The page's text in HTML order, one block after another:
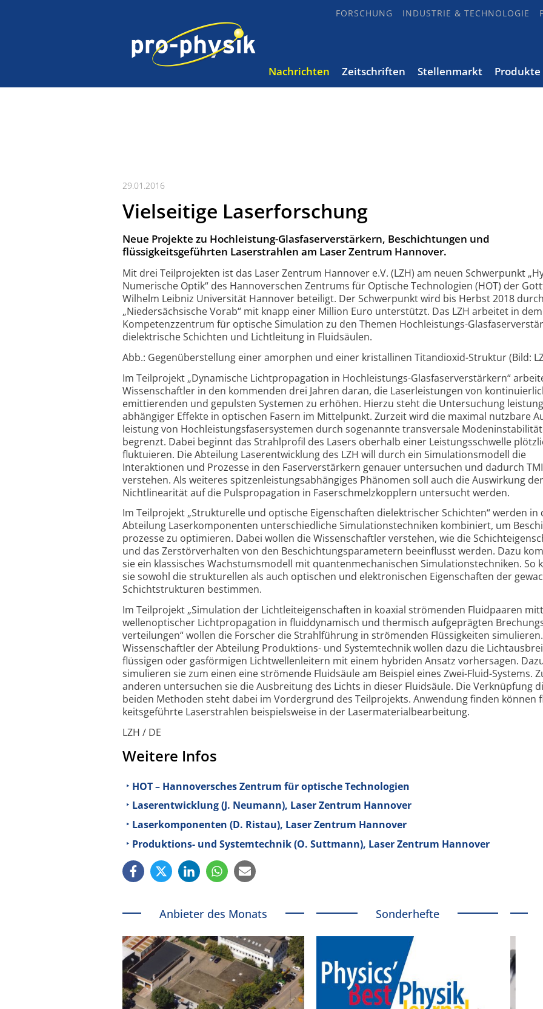
FORSCHUNG INDUSTRIE & TECHNOLOGIE
Nachrichten Zeitschriften Stellenmarkt Produkte
29.01.2016
Vielseitige Laserforschung
Neue Projekte zu Hochleistung-Glasfaserverstärkern, Beschichtungen und
flüssigkeitsgeführten Laserstrahlen am Laser Zentrum Hannover.
Mit drei Teilprojekten ist das Laser Zentrum Hannover e.V. (LZH) am neuen Schwerpunkt
Numerische Optik“ des Hannoverschen Zentrums für Optische Technologien (HOT) der
Wilhelm Leibniz Universität Hannover beteiligt. Der Schwerpunkt wird bis Herbst 2018
„Nieder­sächsische Vorab“ mit knapp einer Million Euro unterstützt. Das LZH arbeitet in
Kompetenz­zentrum für optische Simulation zu den Themen Hochleistungs-
dielektrische Schichten und Lichtleitung in Fluidsäulen.
Abb.: Gegenüberstellung einer amorphen und einer kristallinen Titandioxid-Struktur (Bild:
Im Teilprojekt „Dynamische Lichtpropagation in Hochleistungs-Glas­faser­verstärkern“
Wissenschaftler in den kommenden drei Jahren daran, die Laserleistungen von
emittierenden und gepulsten Systemen zu erhöhen. Hierzu steht die Untersuchung
abhängiger Effekte in optischen Fasern im Mittelpunkt. Zurzeit wird die maximal nutzbare
leistung von Hoch­leistungsfaser­systemen durch sogenannte transversale
begrenzt. Dabei beginnt das Strahlprofil des Lasers oberhalb einer Leistungs­schwelle
fluktuieren. Die Abteilung Laserentwicklung des LZH will durch ein Simulations­modell die
Interaktionen und Prozesse in den Faser­verstärkern genauer untersuchen und dadurch
verstehen. Als weiteres spitzen­leistungs­abhängiges Phänomen soll auch die Auswirkung
Nicht­linearität auf die Puls­propagation in Faser­schmelz­kopplern untersucht werden.
Im Teilprojekt „Strukturelle und optische Eigenschaften dielektrischer Schichten“ werden in
Abteilung Laser­komponenten unterschiedliche Simulations­techniken kombiniert, um
prozesse zu optimieren. Dabei wollen die Wissenschaftler verstehen, wie die
und das Zerstör­verhalten von den Beschichtungs­parametern beeinflusst werden. Dazu
sie ein klassisches Wachstums­modell mit quanten­mechanischen Simulations­techniken. So
sie sowohl die strukturellen als auch optischen und elektronischen Eigenschaften der
Schicht­strukturen bestimmen.
Im Teilprojekt „Simulation der Lichtleiteigenschaften in koaxial strömenden Fluidpaaren
wellen­optischer Licht­propagation in fluid­dynamisch und thermisch aufgeprägten
verteilungen“ wollen die Forscher die Strahlführung in strömenden Flüssig­keiten
Wissenschaftler der Abteilung Produktions- und System­technik wollen dazu die
flüssigen oder gasförmigen Licht­wellen­leitern mit einem hybriden Ansatz vorhersagen.
simulieren sie zum einen eine strömende Fluidsäule am Beispiel eines Zwei-Fluid-Systems.
anderen untersuchen sie die Ausbreitung des Lichts in dieser Fluidsäule. Die Verknüpfung
beiden Methoden steht dabei im Vordergrund des Teilprojekts. Anwendung finden können
keits­geführte Laser­strahlen beispielsweise in der Laser­material­bearbeitung.
LZH / DE
Weitere Infos
HOT – Hannoversches Zentrum für optische Technologien
Laserentwicklung (J. Neumann), Laser Zentrum Hannover
Laserkomponenten (D. Ristau), Laser Zentrum Hannover
Produktions- und Systemtechnik (O. Suttmann), Laser Zentrum Hannover
Anbieter des Monats Sonderhefte